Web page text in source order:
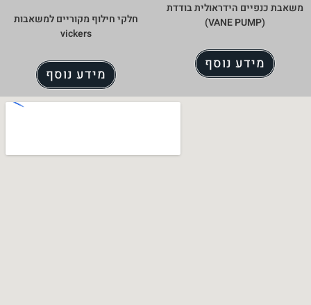
בודדת
חלקי חילוף מקוריים למשאבות
מידע נוסף